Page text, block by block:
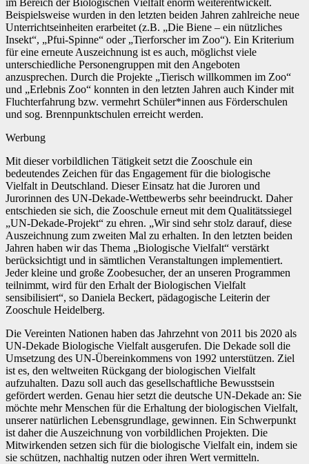
Beispielsweise wurden in den letzten beiden Jahren zahlreiche neue
Unterrichtseinheiten erarbeitet (z.B. „Die Biene – ein nützliches
Insekt“, „Pfui-Spinne“ oder „Tierforscher im Zoo“). Ein Kriterium
für eine erneute Auszeichnung ist es auch, möglichst viele
unterschiedliche Personengruppen mit den Angeboten
anzusprechen. Durch die Projekte „Tierisch willkommen im Zoo“
und „Erlebnis Zoo“ konnten in den letzten Jahren auch Kinder mit
Fluchterfahrung bzw. vermehrt Schüler*innen aus Förderschulen
und sog. Brennpunktschulen erreicht werden.
Werbung
Mit dieser vorbildlichen Tätigkeit setzt die Zooschule ein
bedeutendes Zeichen für das Engagement für die biologische
Vielfalt in Deutschland. Dieser Einsatz hat die Juroren und
Jurorinnen des UN-Dekade-Wettbewerbs sehr beeindruckt. Daher
entschieden sie sich, die Zooschule erneut mit dem Qualitätssiegel
„UN-Dekade-Projekt“ zu ehren. „Wir sind sehr stolz darauf, diese
Auszeichnung zum zweiten Mal zu erhalten. In den letzten beiden
Jahren haben wir das Thema „Biologische Vielfalt“ verstärkt
berücksichtigt und in sämtlichen Veranstaltungen implementiert.
Jeder kleine und große Zoobesucher, der an unseren Programmen
teilnimmt, wird für den Erhalt der Biologischen Vielfalt
sensibilisiert“, so Daniela Beckert, pädagogische Leiterin der
Zooschule Heidelberg.
Die Vereinten Nationen haben das Jahrzehnt von 2011 bis 2020 als
UN-Dekade Biologische Vielfalt ausgerufen. Die Dekade soll die
Umsetzung des UN-Übereinkommens von 1992 unterstützen. Ziel
ist es, den weltweiten Rückgang der biologischen Vielfalt
aufzuhalten. Dazu soll auch das gesellschaftliche Bewusstsein
gefördert werden. Genau hier setzt die deutsche UN-Dekade an: Sie
möchte mehr Menschen für die Erhaltung der biologischen Vielfalt,
unserer natürlichen Lebensgrundlage, gewinnen. Ein Schwerpunkt
ist daher die Auszeichnung von vorbildlichen Projekten. Die
Mitwirkenden setzen sich für die biologische Vielfalt ein, indem sie
sie schützen, nachhaltig nutzen oder ihren Wert vermitteln.